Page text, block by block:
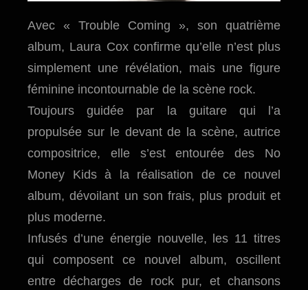
Avec « Trouble Coming », son quatrième
album, Laura Cox confirme qu’elle n’est plus
simplement une révélation, mais une figure
féminine incontournable de la scène rock.
Toujours guidée par la guitare qui l’a
propulsée sur le devant de la scène, autrice
compositrice, elle s’est entourée des No
Money Kids à la réalisation de ce nouvel
album, dévoilant un son frais, plus produit et
plus moderne.
Infusés d’une énergie nouvelle, les 11 titres
qui composent ce nouvel album, oscillent
entre décharges de rock pur, et chansons